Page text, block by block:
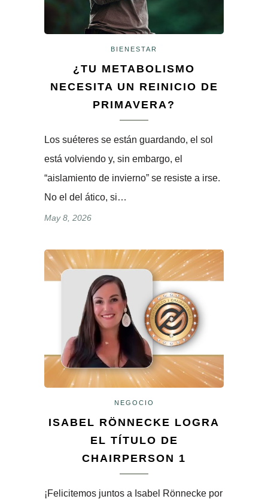
BIENESTAR
¿TU METABOLISMO
NECESITA UN REINICIO DE
PRIMAVERA?
Los suéteres se están guardando, el sol
está volviendo y, sin embargo, el
“aislamiento de invierno” se resiste a irse.
No el del ático, si…
May 8, 2026
NEGOCIO
ISABEL RÖNNECKE LOGRA
EL TÍTULO DE
CHAIRPERSON 1
¡Felicitemos juntos a Isabel Rönnecke por